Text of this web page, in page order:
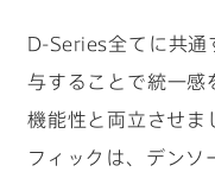
D-Series全てに共通
与することで統一感
機能性と両立させま
フィックは、デン